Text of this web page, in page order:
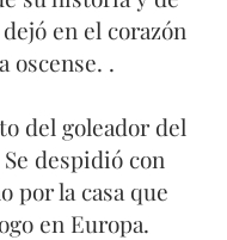
en el corazón
oscense. .
del goleador del
despidió con
por la casa que
en Europa.